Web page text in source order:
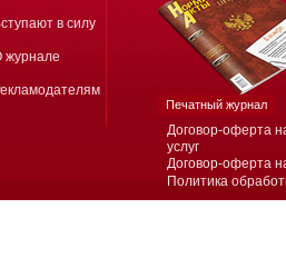
Договор-оферта
услуг
Договор-оферта
Политика
в силу
журнале
Печатный журнал